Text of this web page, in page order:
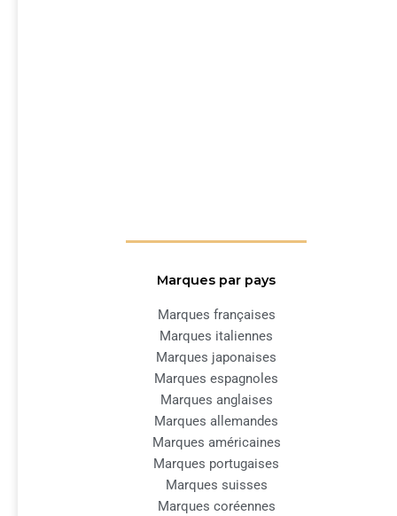
Marques par pays
Marques françaises
Marques italiennes
Marques japonaises
Marques espagnoles
Marques anglaises
Marques allemandes
Marques américaines
Marques portugaises
Marques suisses
Marques coréennes